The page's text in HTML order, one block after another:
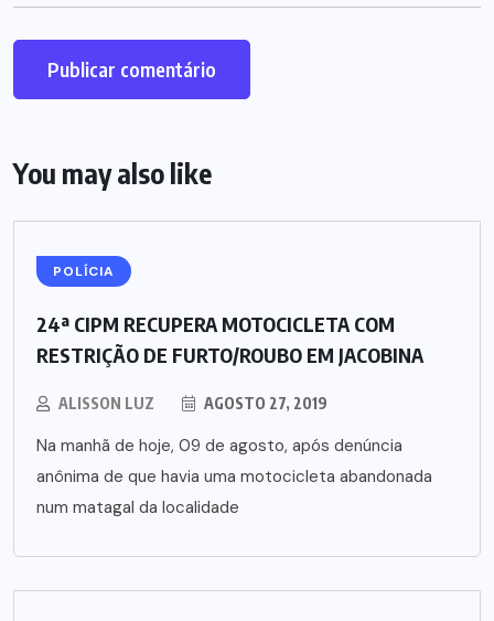
You may also like
POLÍCIA
24ª CIPM RECUPERA MOTOCICLETA COM
RESTRIÇÃO DE FURTO/ROUBO EM JACOBINA
ALISSON LUZ AGOSTO 27, 2019
Na manhã de hoje, 09 de agosto, após denúncia
anônima de que havia uma motocicleta abandonada
num matagal da localidade